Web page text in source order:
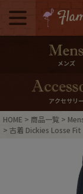
メニュー
ログイン・会員
メンズ
アクセサリー
HOME 商品一覧
古着 Dickies Losse Fit